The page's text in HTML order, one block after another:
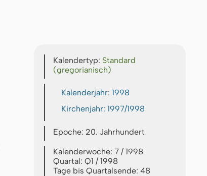
Kalendertyp: Standard
(gregorianisch)
Kalenderjahr: 1998
Kirchenjahr: 1997/1998
Epoche: 20. Jahrhundert
Kalenderwoche: 7 / 1998
Quartal: Q1 / 1998
Tage bis Quartalsende: 48